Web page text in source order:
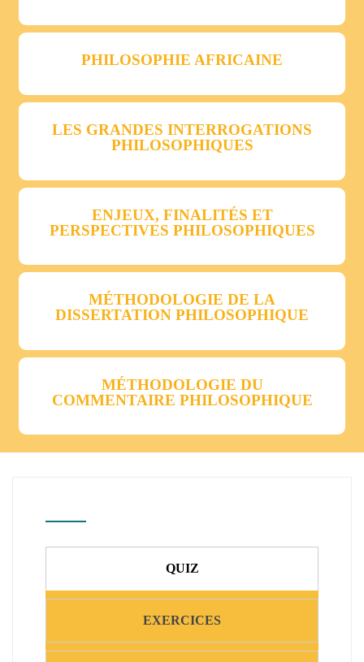
PHILOSOPHIE AFRICAINE
LES GRANDES INTERROGATIONS
PHILOSOPHIQUES
ENJEUX, FINALITÉS ET
PERSPECTIVES PHILOSOPHIQUES
MÉTHODOLOGIE DE LA
DISSERTATION PHILOSOPHIQUE
MÉTHODOLOGIE DU
COMMENTAIRE PHILOSOPHIQUE
QUIZ
EXERCICES